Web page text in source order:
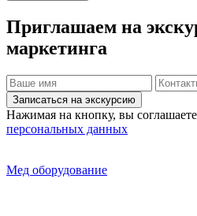
Приглашаем на
маркетинга
Записаться на экскурсию
Нажимая на кнопку, вы
персональных данных
Мед оборудование